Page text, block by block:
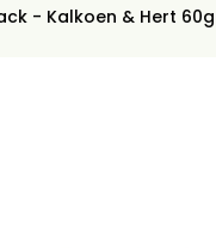
- Kalkoen & Hert 60g